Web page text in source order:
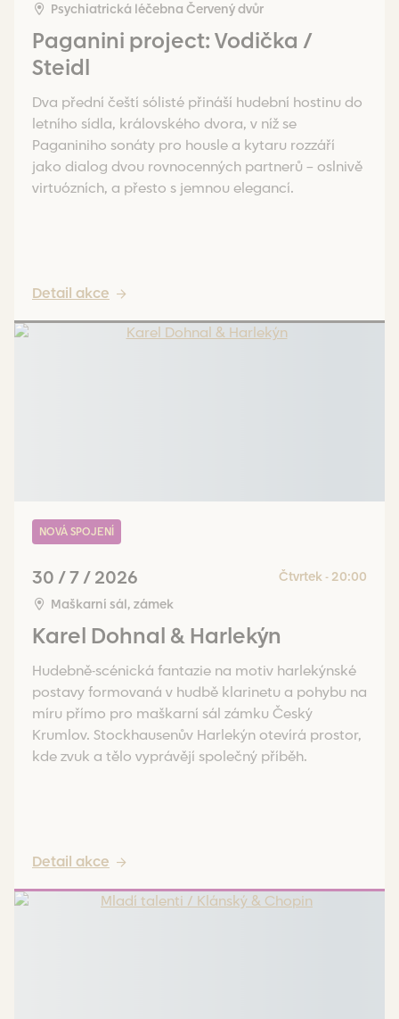
Paganini project: Vodička /
Steidl
Dva přední čeští sólisté přináší hudební hostinu do
letního sídla, královského dvora, v níž se
Paganiniho sonáty pro housle a kytaru rozzáří
jako dialog dvou rovnocenných partnerů – oslnivě
virtuózních, a přesto s jemnou elegancí.
Psychiatrická léčebna Červený dvůr
Detail akce
Karel Dohnal & Harlekýn
Hudebně-scénická fantazie na motiv harlekýnské
postavy formovaná v hudbě klarinetu a pohybu na
míru přímo pro maškarní sál zámku Český
Krumlov. Stockhausenův Harlekýn otevírá prostor,
kde zvuk a tělo vyprávějí společný příběh.
NOVÁ SPOJENÍ
30 / 7 / 2026
Čtvrtek - 20:00
Maškarní sál, zámek
Detail akce